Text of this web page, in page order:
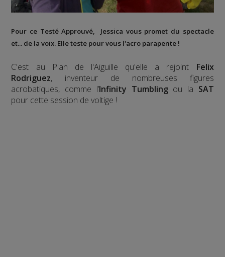
Pour ce Testé Approuvé, Jessica vous promet du spectacle
et... de la voix. Elle teste pour vous l'acro parapente !
C'est au Plan de l'Aiguille qu'elle a rejoint Felix
Rodriguez, inventeur de nombreuses figures
acrobatiques, comme l’Infinity Tumblingou la SAT
pour cette session de voltige !